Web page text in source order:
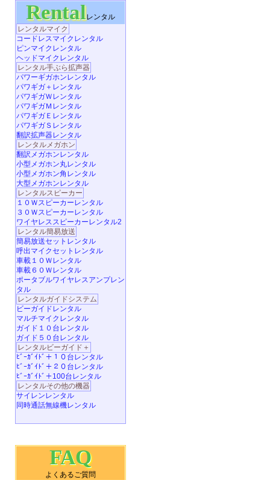
Rentalレンタル
レンタルマイク
コードレスマイクレンタル
ピンマイクレンタル
ヘッドマイクレンタル
レンタル手ぶら拡声器
パワーギガホンレンタル
パワギガ＋レンタル
パワギガＷレンタル
パワギガＭレンタル
パワギガＥレンタル
パワギガＳレンタル
翻訳拡声器レンタル
レンタルメガホン
翻訳メガホンレンタル
小型メガホン丸レンタル
小型メガホン角レンタル
大型メガホンレンタル
レンタルスピーカー
１０Ｗスピーカーレンタル
３０Ｗスピーカーレンタル
ワイヤレススピーカーレンタル2
レンタル簡易放送
簡易放送セットレンタル
呼出マイクセットレンタル
車載１０Ｗレンタル
車載６０Ｗレンタル
ポータブルワイヤレスアンプレン
タル
レンタルガイドシステム
ビーガイドレンタル
マルチマイクレンタル
ガイド１０台レンタル
ガイド５０台レンタル
レンタルビーガイド＋
ﾋﾞｰｶﾞｲﾄﾞ＋１０台レンタル
ﾋﾞｰｶﾞｲﾄﾞ＋２０台レンタル
ﾋﾞｰｶﾞｲﾄﾞ＋100台レンタル
レンタルその他の機器
サイレンレンタル
同時通話無線機レンタル
FAQ
よくあるご質問